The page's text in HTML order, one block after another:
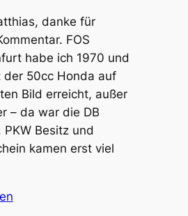
danke für
FOS
habe ich 1970 und
der 50cc Honda auf
Bild erreicht, außer
– da war die DB
PKW Besitz und
kamen erst viel